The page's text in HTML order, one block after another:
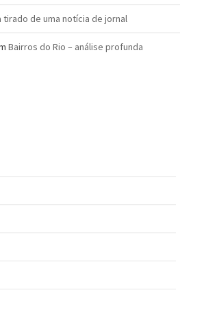
tirado de uma notícia de jornal
Bairros do Rio – análise profunda